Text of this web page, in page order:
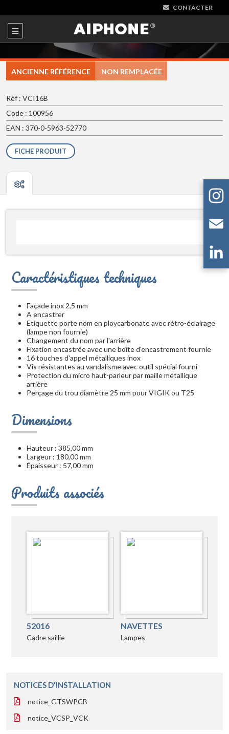
CONTACTER
ANCIENNE RÉFÉRENCE NON REMPLACÉE
Réf : VCI16B
Code : 100956
EAN : 370-0-5963-52770
FICHE PRODUIT
Caractéristiques techniques
Façade inox 2,5 mm
A encastrer
Etiquette porte nom en ploycarbonate avec rétro-éclairage
(lampe non fournie)
Changement du nom par l'arrière
Fixation encastrée avec une boîte d'encastrement fournie
16 touches d'appel métalliques inox
Vis résistantes au vandalisme avec outil spécial fourni
Protection du micro haut-parleur par maille métallique
arrière
Perçage du trou diamètre 25 mm pour VIGIK ou T25
Dimensions
Hauteur : 385,00 mm
Largeur : 180,00 mm
Épaisseur : 57,00 mm
Produits associés
52016
Cadre saillie
NAVETTES
Lampes
NOTICES D'INSTALLATION
notice_GTSWPCB
notice_VCSP_VCK